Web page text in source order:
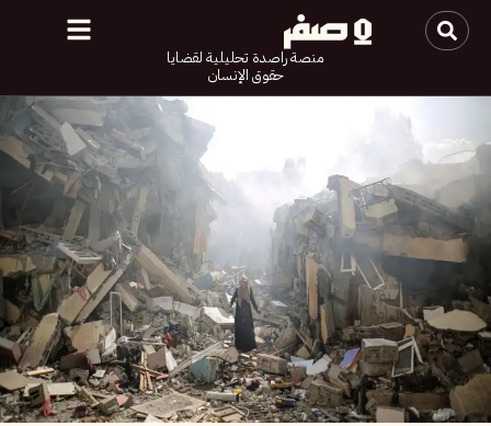
منصة راصدة تحليلية لقضايا
حقوق الإنسان